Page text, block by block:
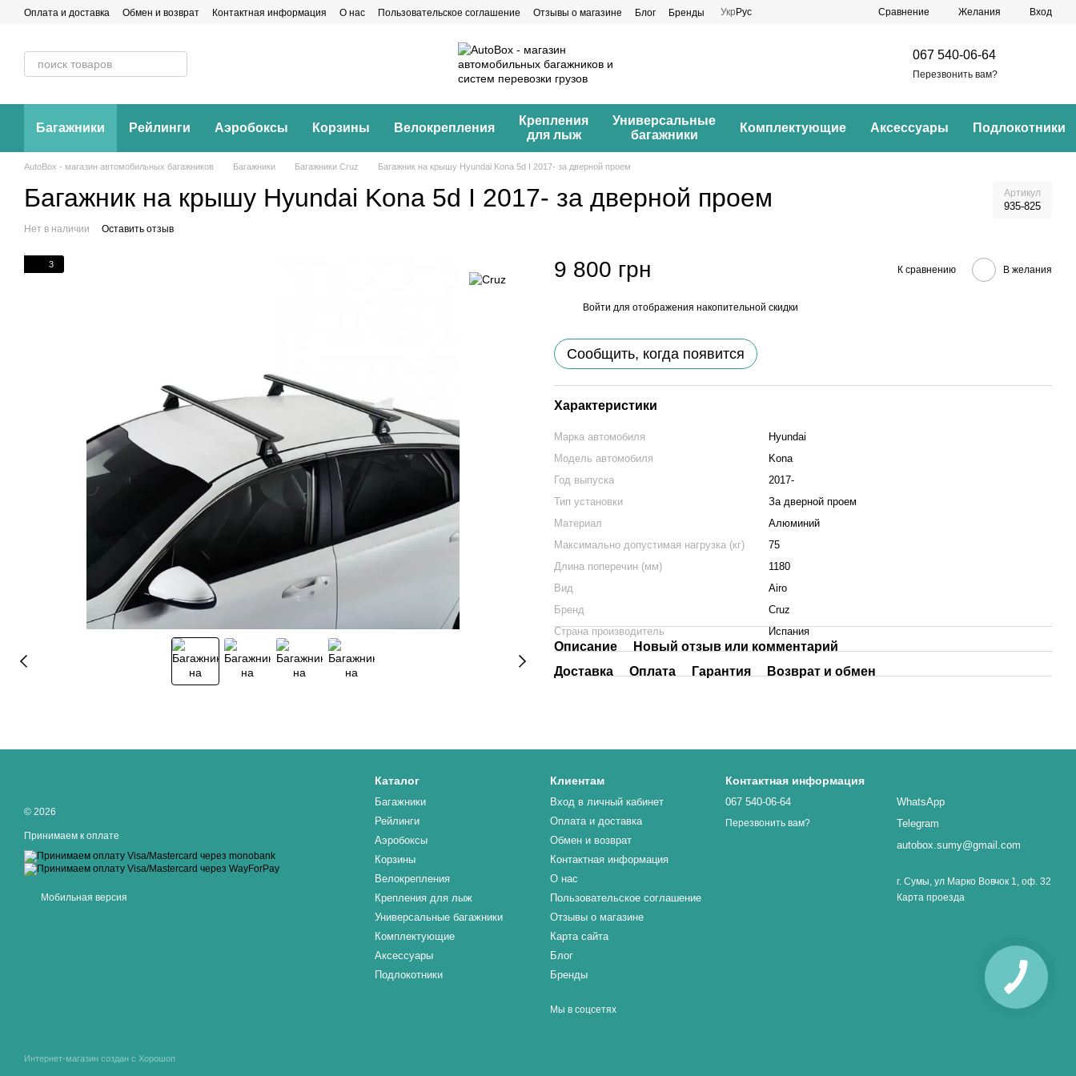
Перейти к основному контенту
Оплата и доставка Обмен и возврат Контактная информация О нас Пользовательское соглашение Отзывы о магазине Блог Бренды Укр Рус Сравнение Желания Вход
067 540-06-64
Перезвонить вам?
Багажники Рейлинги Аэробоксы Корзины Велокрепления
Крепления
для лыж
Универсальные
багажники
Комплектующие Аксессуары Подлокотники
AutoBox - магазин автомобильных багажников Багажники Багажники Cruz Багажник на крышу Hyundai Kona 5d I 2017- за дверной проем
Багажник на крышу Hyundai Kona 5d I 2017- за дверной проем Артикул
935-825
Нет в наличии Оставить отзыв
3 9 800 грн К сравнению В желания
Войти для отображения накопительной скидки
Сообщить, когда появится
Характеристики
Марка автомобиля
Hyundai
Модель автомобиля
Kona
Год выпуска
2017-
Тип установки
За дверной проем
Материал
Алюминий
Максимально допустимая нагрузка (кг)
75
Длина поперечин (мм)
1180
Вид
Airo
Бренд
Cruz
Страна производитель
Испания
Описание
Новый отзыв или комментарий
Доставка
Оплата Гарантия Возврат и обмен
© 2026
Принимаем к оплате
Мобильная версия
Интернет-магазин создан с Хорошоп
Каталог
Багажники
Рейлинги
Аэробоксы
Корзины
Велокрепления
Крепления для лыж
Универсальные багажники
Комплектующие
Аксессуары
Подлокотники
Клиентам
Вход в личный кабинет
Оплата и доставка
Обмен и возврат
Контактная информация
О нас
Пользовательское соглашение
Отзывы о магазине
Карта сайта
Блог
Бренды
Мы в соцсетях
Контактная информация
067 540-06-64
Перезвонить вам?
WhatsApp
Telegram
autobox.sumy@gmail.com
г. Сумы, ул Марко Вовчок 1, оф. 32
Карта проезда